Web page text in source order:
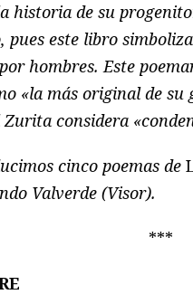
historia de su
pues este libro
hombres. Este
«la más original de
Zurita considera
cinco poemas de
Valverde (Visor).
***